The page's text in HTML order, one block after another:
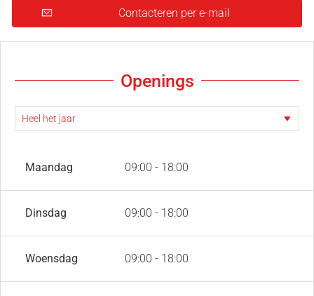
Contacteren per e-mail
Openings
Maandag 09:00 - 18:00
Dinsdag 09:00 - 18:00
Woensdag 09:00 - 18:00